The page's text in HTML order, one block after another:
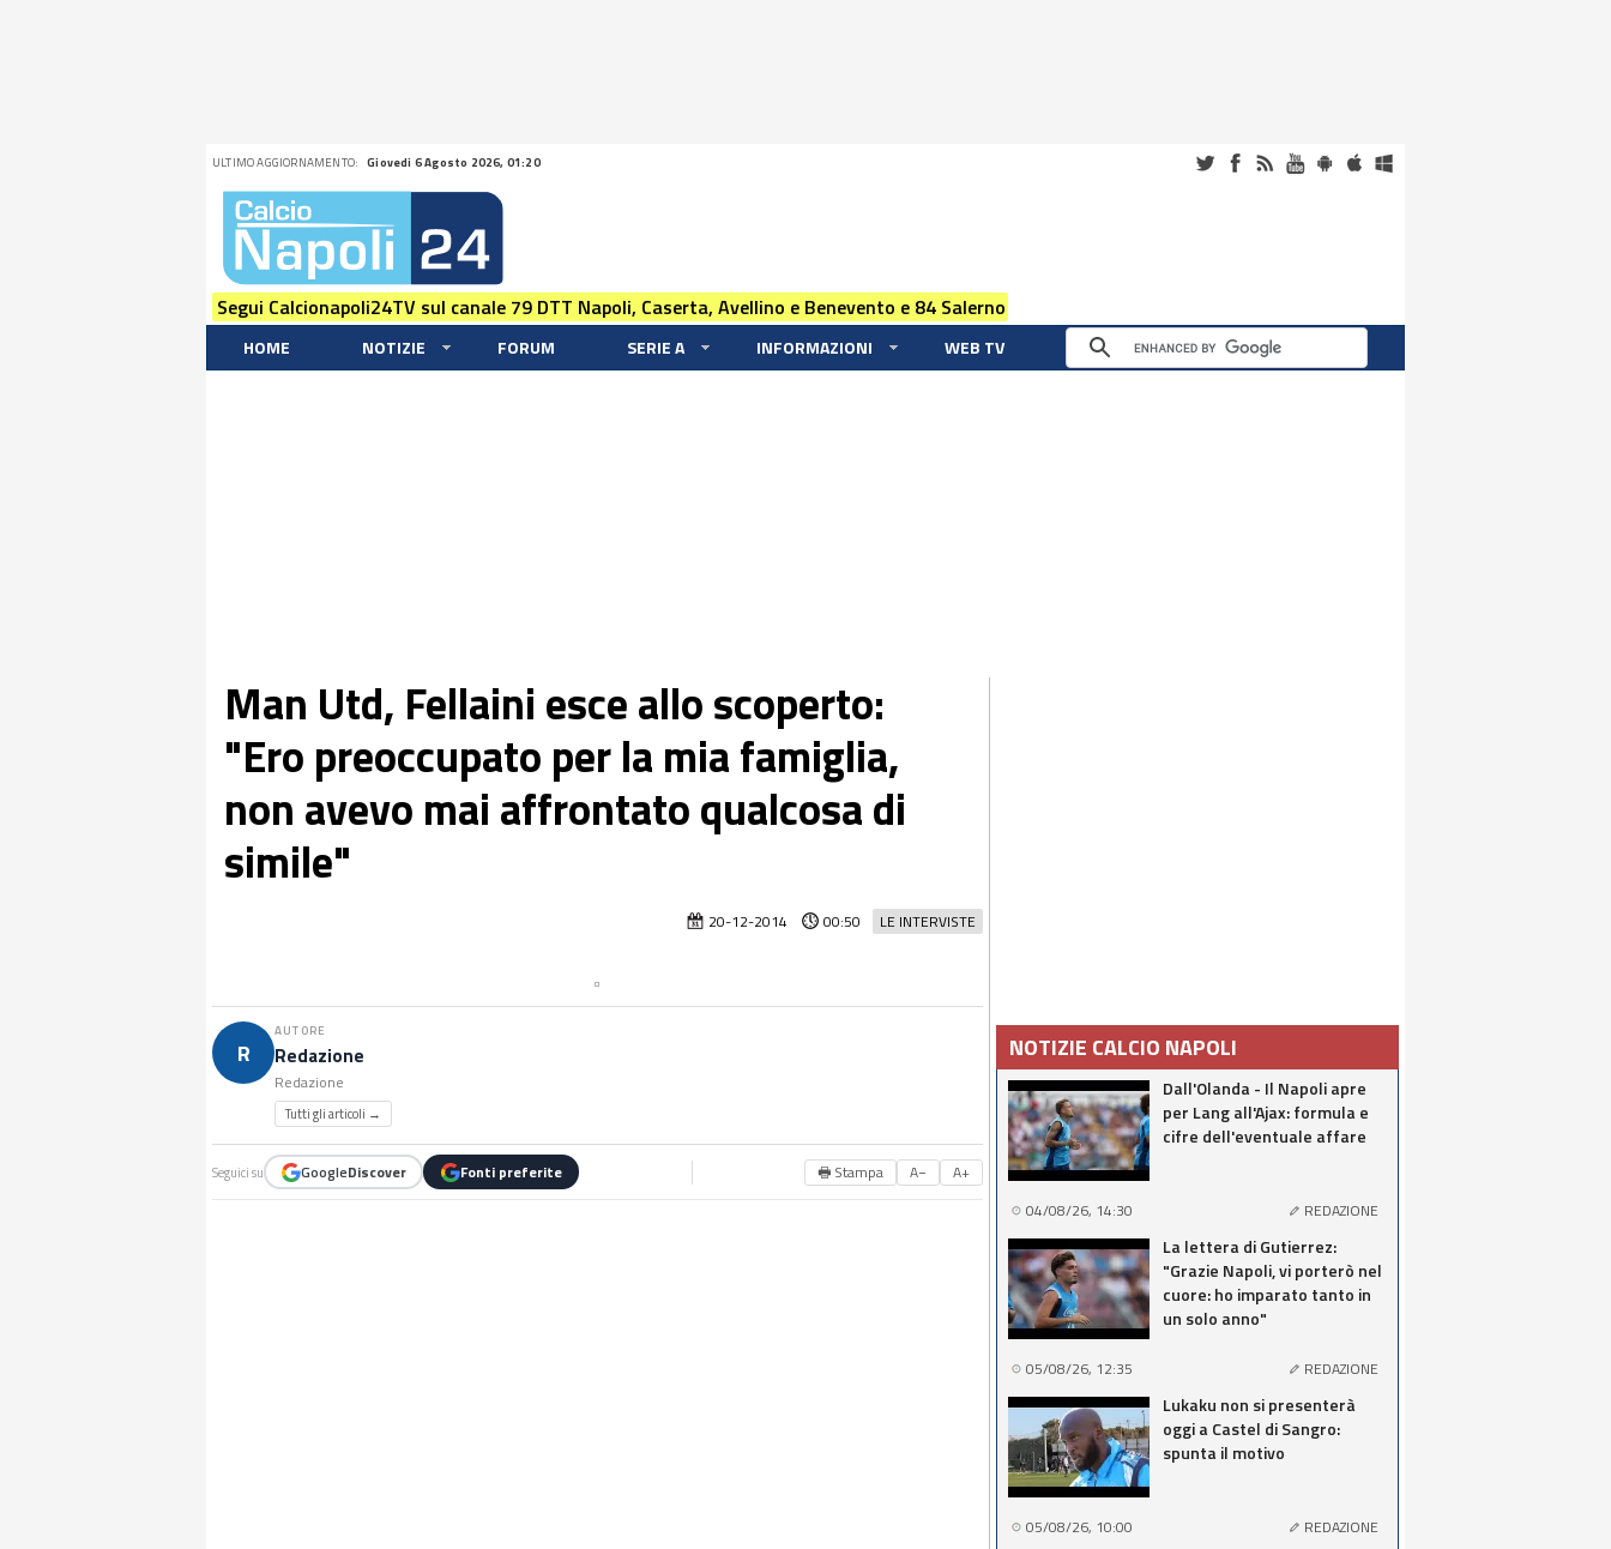
ULTIMO AGGIORNAMENTO: Giovedi 6 Agosto 2026, 01:20
Segui Calcionapoli24TV sul canale 79 DTT Napoli, Caserta, Avellino e Benevento e 84 Salerno
HOME NOTIZIE FORUM SERIE A INFORMAZIONI WEB TV
Man Utd, Fellaini esce allo scoperto:
"Ero preoccupato per la mia famiglia,
non avevo mai affrontato qualcosa di
simile"
LE INTERVISTE
20-12-2014 00:50
R
AUTORE
Redazione
Redazione
Tutti gli articoli →
Seguici su GoogleDiscover Fonti preferite 🖶 Stampa A− A+
NOTIZIE CALCIO NAPOLI
Dall'Olanda - Il Napoli apre
per Lang all'Ajax: formula e
cifre dell'eventuale affare
04/08/26, 14:30 REDAZIONE
La lettera di Gutierrez:
"Grazie Napoli, vi porterò nel
cuore: ho imparato tanto in
un solo anno"
05/08/26, 12:35 REDAZIONE
Lukaku non si presenterà
oggi a Castel di Sangro:
spunta il motivo
05/08/26, 10:00 REDAZIONE